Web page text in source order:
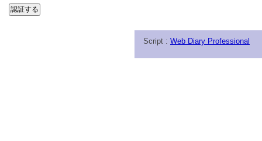
Script : Web Diary Professional